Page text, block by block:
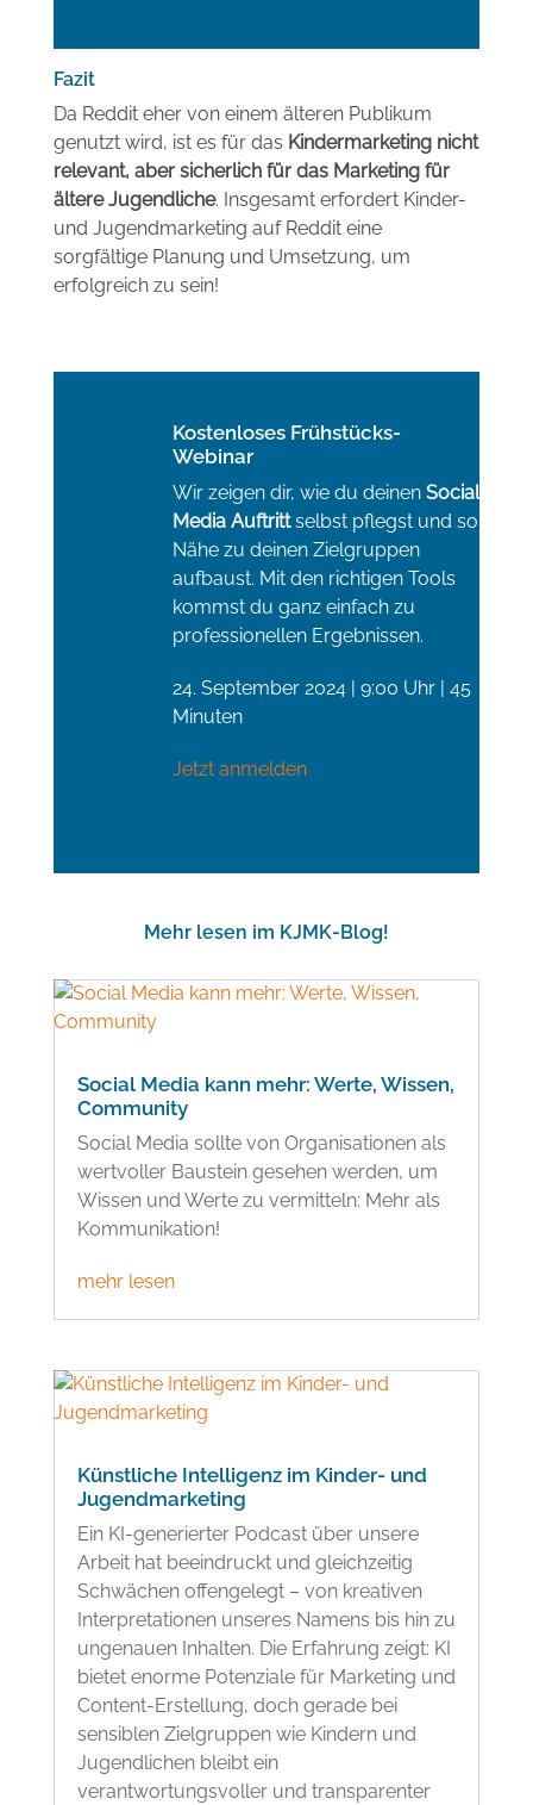
Fazit
Da Reddit eher von einem älteren Publikum
genutzt wird, ist es für das Kindermarketing nicht
relevant, aber sicherlich für das Marketing für
ältere Jugendliche. Insgesamt erfordert Kinder-
und Jugendmarketing auf Reddit eine
sorgfältige Planung und Umsetzung, um
erfolgreich zu sein!
Kostenloses Frühstücks-
Webinar
Wir zeigen dir, wie du deinen Social
Media Auftrittselbst pflegst und so
Nähe zu deinen Zielgruppen
aufbaust. Mit den richtigen Tools
kommst du ganz einfach zu
professionellen Ergebnissen.
24. September 2024 | 9:00 Uhr | 45
Minuten
Jetzt anmelden
Mehr lesen im KJMK-Blog!
Social Media kann mehr: Werte, Wissen,
Community
Social Media sollte von Organisationen als
wertvoller Baustein gesehen werden, um
Wissen und Werte zu vermitteln: Mehr als
Kommunikation!
mehr lesen
Künstliche Intelligenz im Kinder- und
Jugendmarketing
Ein KI-generierter Podcast über unsere
Arbeit hat beeindruckt und gleichzeitig
Schwächen offengelegt – von kreativen
Interpretationen unseres Namens bis hin zu
ungenauen Inhalten. Die Erfahrung zeigt: KI
bietet enorme Potenziale für Marketing und
Content-Erstellung, doch gerade bei
sensiblen Zielgruppen wie Kindern und
Jugendlichen bleibt ein
verantwortungsvoller und transparenter